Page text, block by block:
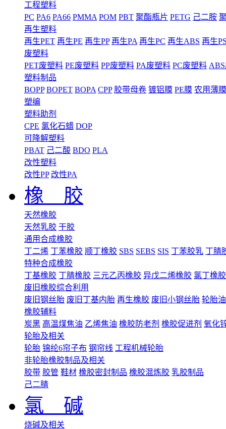
工程塑料
PC PA6 PA66 PMMA POM PBT 聚酯瓶片 PETG 己二胺
再生塑料
再生PET 再生PE 再生PP 再生PA 再生PC 再生ABS 再生
废塑料
PET废塑料 PE废塑料 PP废塑料 PA废塑料 PC废塑料
塑料制品
BOPP BOPET BOPA CPP 胶带母卷 镀铝膜 PE膜 农用薄膜
塑编
塑料助剂
CPE 氯化石蜡 DOP
可降解塑料
PBAT 己二酸 BDO PLA
改性塑料
改性PP 改性PA
橡 胶
天然橡胶
天然乳胶 干胶
通用合成橡胶
丁二烯 丁苯橡胶 顺丁橡胶 SBS SEBS SIS 丁苯胶乳 丁腈
特种合成橡胶
丁基橡胶 丁腈橡胶 三元乙丙橡胶 异戊二烯橡胶 氯丁橡胶
废旧橡胶综合利用
废旧钢丝胎 废旧丁基内胎 再生橡胶 废旧小钢丝胎 轮胎油
橡胶辅料
炭黑 高温煤焦油 乙烯焦油 橡胶防老剂 橡胶促进剂 氧化
轮胎及相关
轮胎 锦纶6帘子布 钢帘线 工程机械轮胎
非轮胎橡胶制品及相关
胶带 胶管 鞋材 橡胶密封制品 橡胶混炼胶 乳胶制品
己二腈
氯 碱
烧碱及相关